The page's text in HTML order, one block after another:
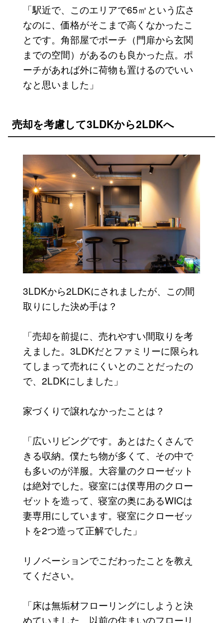
「駅近で、このエリアで65㎡という広さ
なのに、価格がそこまで高くなかったこ
とです。角部屋でポーチ（門扉から玄関
までの空間）があるのも良かった点。ポ
ーチがあれば外に荷物も置けるのでいい
なと思いました」
売却を考慮して3LDKから2LDKへ
3LDKから2LDKにされましたが、この間
取りにした決め手は？
「売却を前提に、売れやすい間取りを考
えました。3LDKだとファミリーに限られ
てしまって売れにくいとのことだったの
で、2LDKにしました」
家づくりで譲れなかったことは？
「広いリビングです。あとはたくさんで
きる収納。僕たち物が多くて、その中で
も多いのが洋服。大容量のクローゼット
は絶対でした。寝室には僕専用のクロー
ゼットを造って、寝室の奥にあるWICは
妻専用にしています。寝室にクローゼッ
トを2つ造って正解でした」
リノベーションでこだわったことを教え
てください。
「床は無垢材フローリングにしようと決
めていました。以前の住まいのフローリ